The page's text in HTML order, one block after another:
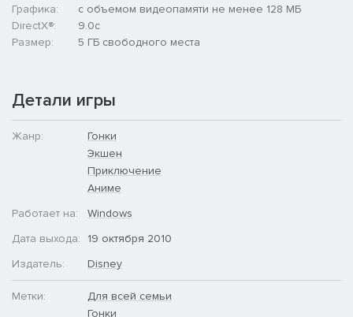
Графика:
с объемом видеопамяти не менее 128 МБ
DirectX®:
9.0c
Размер:
5 ГБ свободного места
Детали игры
Жанр:
Гонки
Экшен
Приключение
Аниме
Работает на:
Windows
Дата выхода:
19 октября 2010
Издатель:
Disney
Метки:
Для всей семьи
Гонки